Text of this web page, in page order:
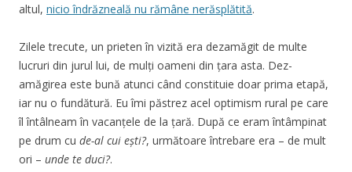
altul, nicio îndrăzneală nu rămâne nerăsplătită.
Zilele trecute, un prieten în vizită era dezamăgit de multe
lucruri din jurul lui, de mulți oameni din țara asta. Dez-
amăgirea este bună atunci când constituie doar prima etapă,
iar nu o fundătură. Eu îmi păstrez acel optimism rural pe care
îl întâlneam în vacanțele de la țară. După ce eram întâmpinat
pe drum cu de-al cui ești?, următoare întrebare era – de mult
ori – unde te duci?.